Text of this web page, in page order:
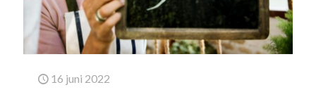
16 juni 2022